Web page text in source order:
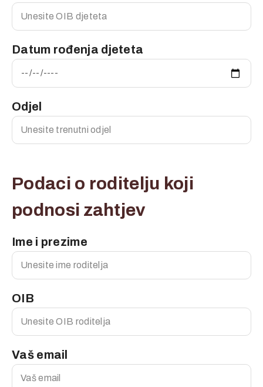
Datum rođenja djeteta
Odjel
Podaci o roditelju koji
podnosi zahtjev
Ime i prezime
OIB
Vaš email